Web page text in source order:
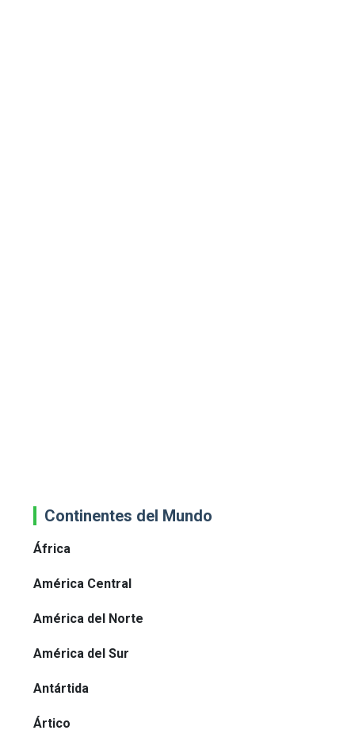
Continentes del Mundo
África
América Central
América del Norte
América del Sur
Antártida
Ártico